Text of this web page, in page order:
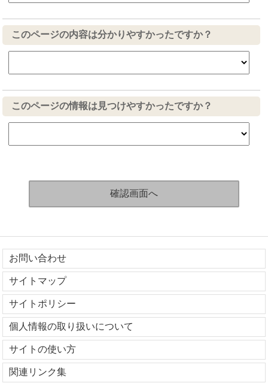
このページの内容は分かりやすかったですか？
このページの情報は見つけやすかったですか？
お問い合わせ
サイトマップ
サイトポリシー
個人情報の取り扱いについて
サイトの使い方
関連リンク集